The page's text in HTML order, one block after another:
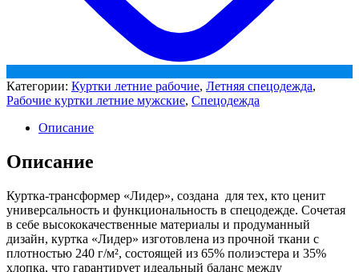
Категории: Куртки летние рабочие, Летняя спецодежда,
Рабочие куртки летние мужские, Спецодежда
Описание
Описание
Куртка-трансформер «Лидер», создана для тех, кто ценит
универсальность и функциональность в спецодежде. Сочетая
в себе высококачественные материалы и продуманный
дизайн, куртка «Лидер» изготовлена из прочной ткани с
плотностью 240 г/м², состоящей из 65% полиэстера и 35%
хлопка, что гарантирует идеальный баланс между